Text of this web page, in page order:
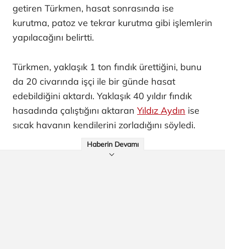
getiren Türkmen, hasat sonrasında ise
kurutma, patoz ve tekrar kurutma gibi işlemlerin
yapılacağını belirtti.
Türkmen, yaklaşık 1 ton fındık ürettiğini, bunu
da 20 civarında işçi ile bir günde hasat
edebildiğini aktardı. Yaklaşık 40 yıldır fındık
hasadında çalıştığını aktaran Yıldız Aydın ise
sıcak havanın kendilerini zorladığını söyledi.
Haberin Devamı